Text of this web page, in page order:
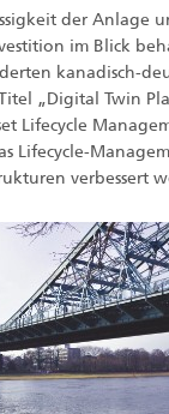
der Anlage
im Blick
kanadisch-
„Digital Twin
Lifecycle
Lifecycle-
verbessert